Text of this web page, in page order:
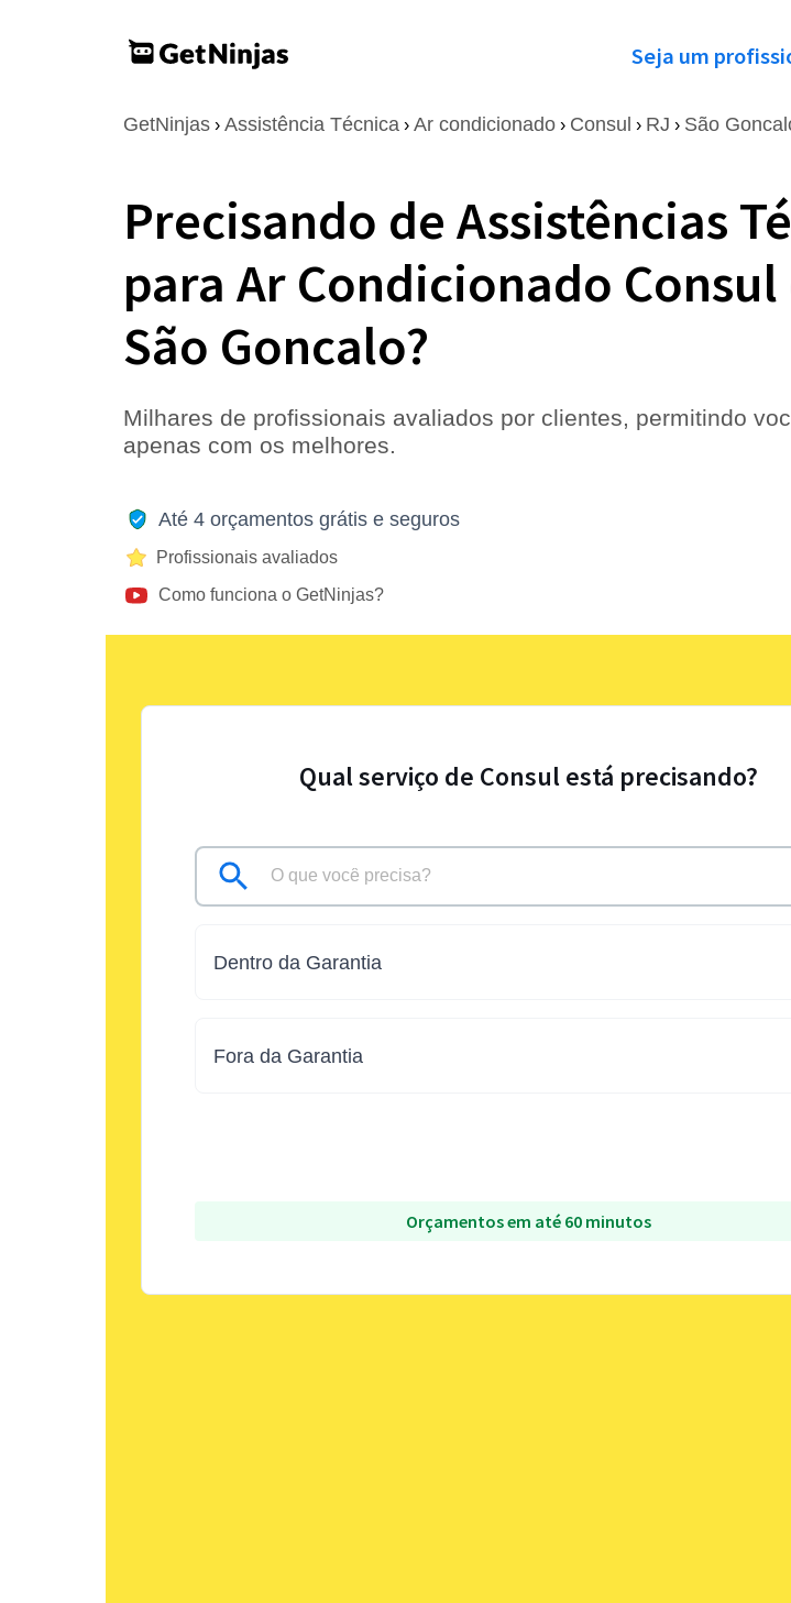
Seja um
GetNinjas › Assistência Técnica › Ar condicionado › Consul › RJ › São
Precisando de Assistências
para Ar Condicionado Consul
São Goncalo?
Milhares de profissionais avaliados por clientes, permitindo
apenas com os melhores.
Até 4 orçamentos grátis e seguros
Profissionais avaliados
Como funciona o GetNinjas?
Qual serviço de Consul está precisando?
Dentro da Garantia
Fora da Garantia
Orçamentos em até 60 minutos